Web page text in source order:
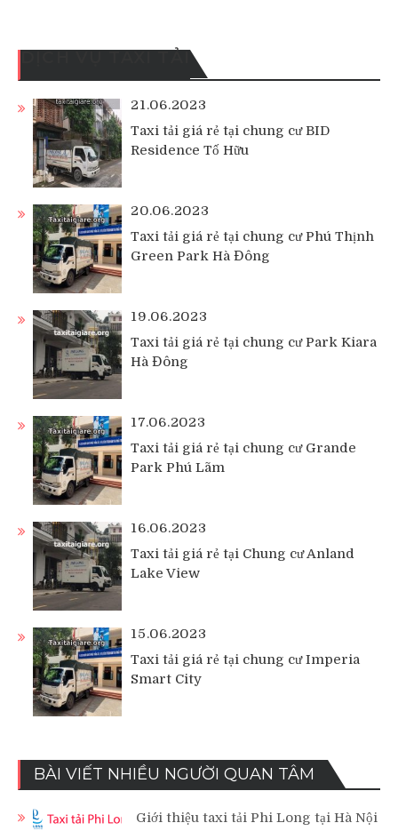
21.06.2023
Taxi tải giá rẻ tại chung cư BID
Residence Tố Hữu
20.06.2023
Taxi tải giá rẻ tại chung cư Phú Thịnh
Green Park Hà Đông
19.06.2023
Taxi tải giá rẻ tại chung cư Park Kiara
Hà Đông
17.06.2023
Taxi tải giá rẻ tại chung cư Grande
Park Phú Lãm
16.06.2023
Taxi tải giá rẻ tại Chung cư Anland
Lake View
15.06.2023
Taxi tải giá rẻ tại chung cư Imperia
Smart City
BÀI VIẾT NHIỀU NGƯỜI QUAN TÂM
Giới thiệu taxi tải Phi Long tại Hà Nội